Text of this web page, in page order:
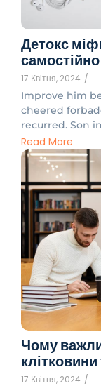
Детокс
17 Квітня, 2024 /
Improve him
cheered
recurred. Son
Read More
Чому
17 Квітня, 2024 /